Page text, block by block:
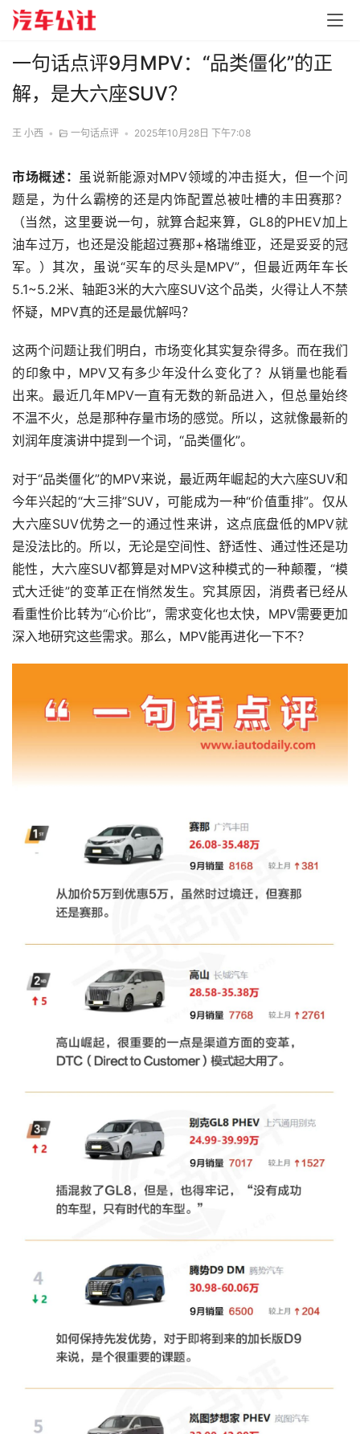
一句话点评9月MPV：“品类僵化”的正
解，是大六座SUV？
王 小西 • 一句话点评 • 2025年10月28日 下午7:08
市场概述： 虽说新能源对MPV领域的冲击挺大，但一个问
题是，为什么霸榜的还是内饰配置总被吐槽的丰田赛那？
（当然，这里要说一句，就算合起来算，GL8的PHEV加上
油车过万，也还是没能超过赛那+格瑞维亚，还是妥妥的冠
军。）其次，虽说“买车的尽头是MPV”，但最近两年车长
5.1~5.2米、轴距3米的大六座SUV这个品类，火得让人不禁
怀疑，MPV真的还是最优解吗？
这两个问题让我们明白，市场变化其实复杂得多。而在我们
的印象中，MPV又有多少年没什么变化了？从销量也能看
出来。最近几年MPV一直有无数的新品进入，但总量始终
不温不火，总是那种存量市场的感觉。所以，这就像最新的
刘润年度演讲中提到一个词，“品类僵化”。
对于“品类僵化”的MPV来说，最近两年崛起的大六座SUV和
今年兴起的“大三排”SUV，可能成为一种“价值重排”。仅从
大六座SUV优势之一的通过性来讲，这点底盘低的MPV就
是没法比的。所以，无论是空间性、舒适性、通过性还是功
能性，大六座SUV都算是对MPV这种模式的一种颠覆，“模
式大迁徙”的变革正在悄然发生。究其原因，消费者已经从
看重性价比转为“心价比”，需求变化也太快，MPV需要更加
深入地研究这些需求。那么，MPV能再进化一下不？